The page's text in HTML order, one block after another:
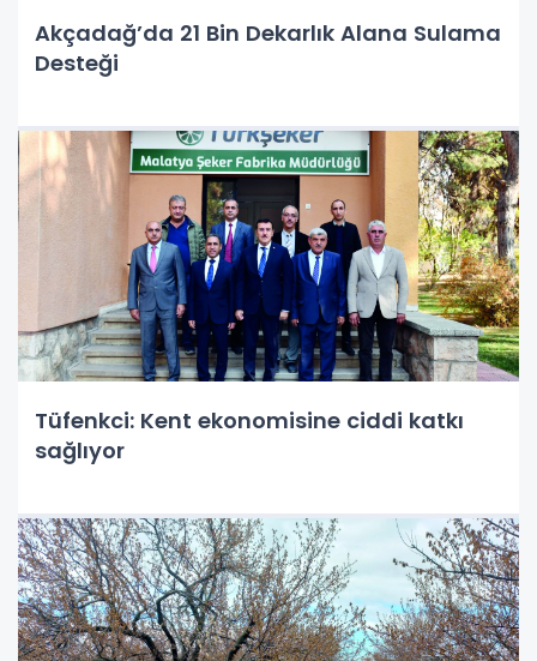
Akçadağ’da 21 Bin Dekarlık Alana Sulama
Desteği
Tüfenkci: Kent ekonomisine ciddi katkı
sağlıyor